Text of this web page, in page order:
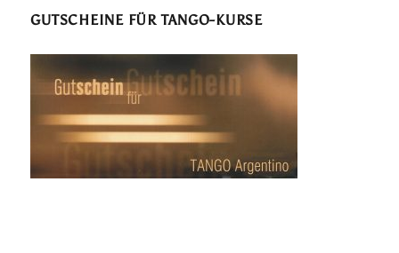
GUTSCHEINE FÜR TANGO-KURSE